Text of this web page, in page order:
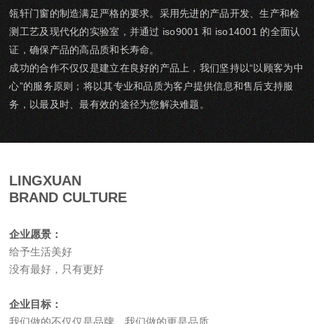
瓴轩门窗的制造满足严格的要求。采用先进的产品开发、生产和检
测工艺及现代化的实验室，并通过 iso9001 和 iso14001 的全面认
证，确保产品的高品质和长寿命。
成功的合作不仅仅是建立在良好的产品上，我们坚持以“以顾客为中
心”的服务原则；将以其专业和品质为客户提供信息和售后支持服
务，以最及时、最有效的途径为您解决难题。
LINGXUAN
BRAND CULTURE
企业愿景：
给予生活美好
没有最好，只有更好
企业目标：
我们做的不仅仅是品牌，我们做的更是品质。